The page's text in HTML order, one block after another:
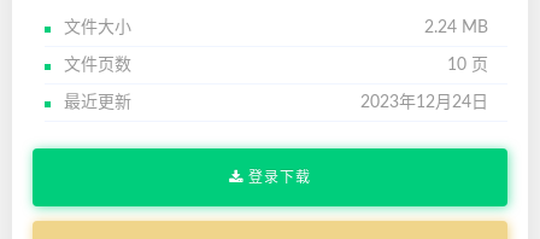
文件大小 2.24 MB
文件页数 10 页
最近更新 2023年12月24日
登录下载